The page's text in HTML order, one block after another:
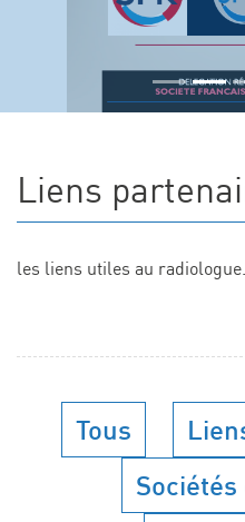
Liens
les liens utiles au radiologue.
Tous